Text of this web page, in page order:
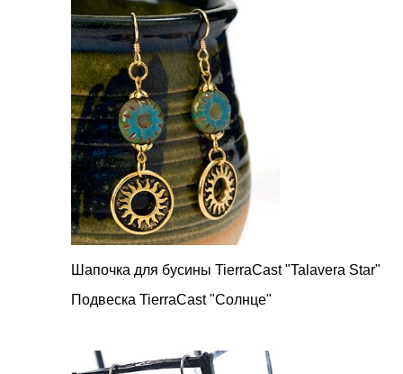
Шапочка для бусины TierraCast "Talavera Star"
Подвеска TierraCast "Солнце"